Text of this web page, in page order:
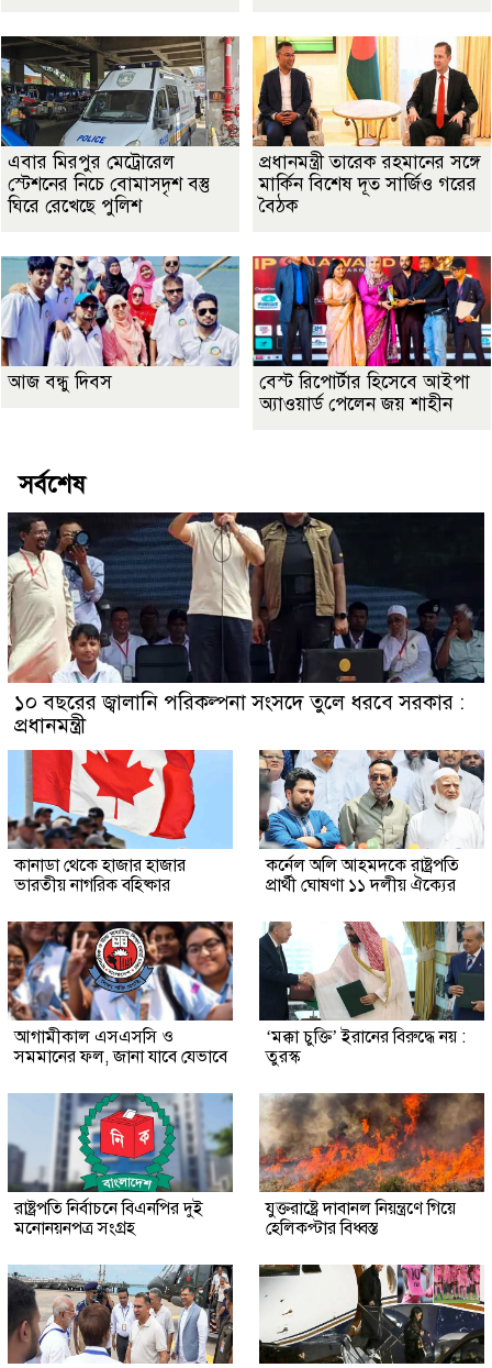
এবার মিরপুর মেট্রোরেল
স্টেশনের নিচে বোমাসদৃশ বস্তু
ঘিরে রেখেছে পুলিশ
প্রধানমন্ত্রী তারেক রহমানের সঙ্গে
মার্কিন বিশেষ দূত সার্জিও গরের
বৈঠক
আজ বন্ধু দিবস
বেস্ট রিপোর্টার হিসেবে আইপা
অ্যাওয়ার্ড পেলেন জয় শাহীন
সর্বশেষ
১০ বছরের জ্বালানি পরিকল্পনা সংসদে তুলে ধরবে সরকার :
প্রধানমন্ত্রী
কানাডা থেকে হাজার হাজার
ভারতীয় নাগরিক বহিষ্কার
কর্নেল অলি আহমদকে রাষ্ট্রপতি
প্রার্থী ঘোষণা ১১ দলীয় ঐক্যের
আগামীকাল এসএসসি ও
সমমানের ফল, জানা যাবে যেভাবে
‘মক্কা চুক্তি’ ইরানের বিরুদ্ধে নয় :
তুরস্ক
রাষ্ট্রপতি নির্বাচনে বিএনপির দুই
মনোনয়নপত্র সংগ্রহ
যুক্তরাষ্ট্রে দাবানল নিয়ন্ত্রণে গিয়ে
হেলিকপ্টার বিধ্বস্ত